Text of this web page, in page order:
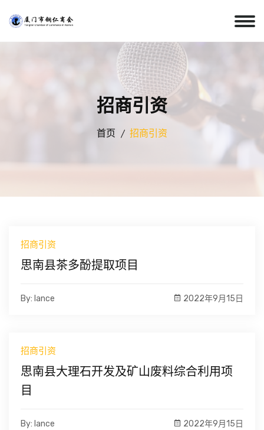
招商引资
首页 招商引资
招商引资
思南县茶多酚提取项目
By: lance 2022年9月15日
招商引资
思南县大理石开发及矿山废料综合利用项
目
By: lance 2022年9月15日